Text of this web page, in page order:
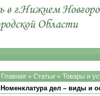
Главная » Статьи » Товары и
Номенклатура дел – виды и